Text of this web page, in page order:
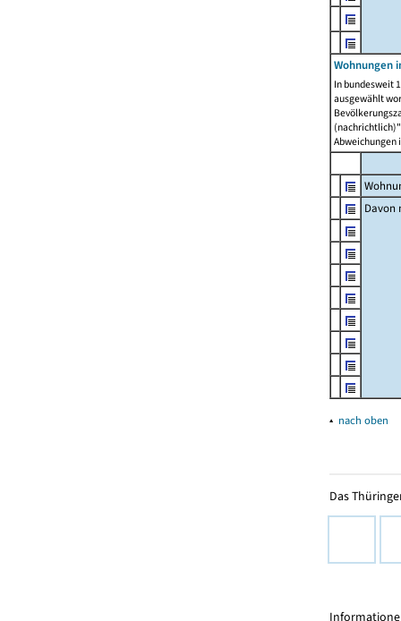
Wohnungen
In bundesweit
ausgewählt
Abweichungen
Davon
▴ nach oben
Das